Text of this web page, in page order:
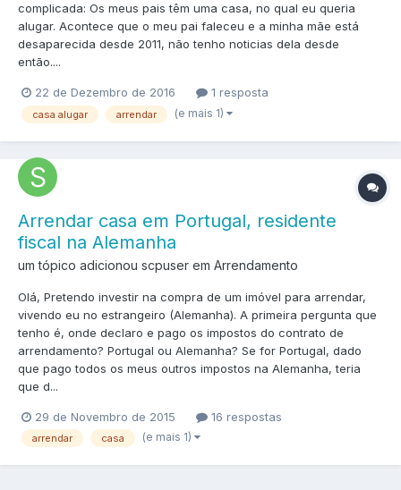
complicada: Os meus pais têm uma casa, no qual eu queria
alugar. Acontece que o meu pai faleceu e a minha mãe está
desaparecida desde 2011, não tenho noticias dela desde
então....
22 de Dezembro de 2016 1 resposta
casa alugar arrendar (e mais 1)
Arrendar casa em Portugal, residente
fiscal na Alemanha
um tópico adicionou scpuser em Arrendamento
Olá, Pretendo investir na compra de um imóvel para arrendar,
vivendo eu no estrangeiro (Alemanha). A primeira pergunta que
tenho é, onde declaro e pago os impostos do contrato de
arrendamento? Portugal ou Alemanha? Se for Portugal, dado
que pago todos os meus outros impostos na Alemanha, teria
que d...
29 de Novembro de 2015 16 respostas
arrendar casa (e mais 1)